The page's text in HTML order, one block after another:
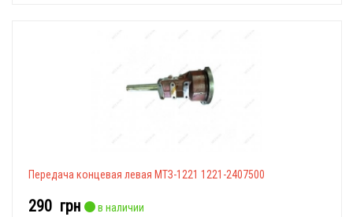
Передача концевая левая МТЗ-1221 1221-2407500
290 грн
в наличии